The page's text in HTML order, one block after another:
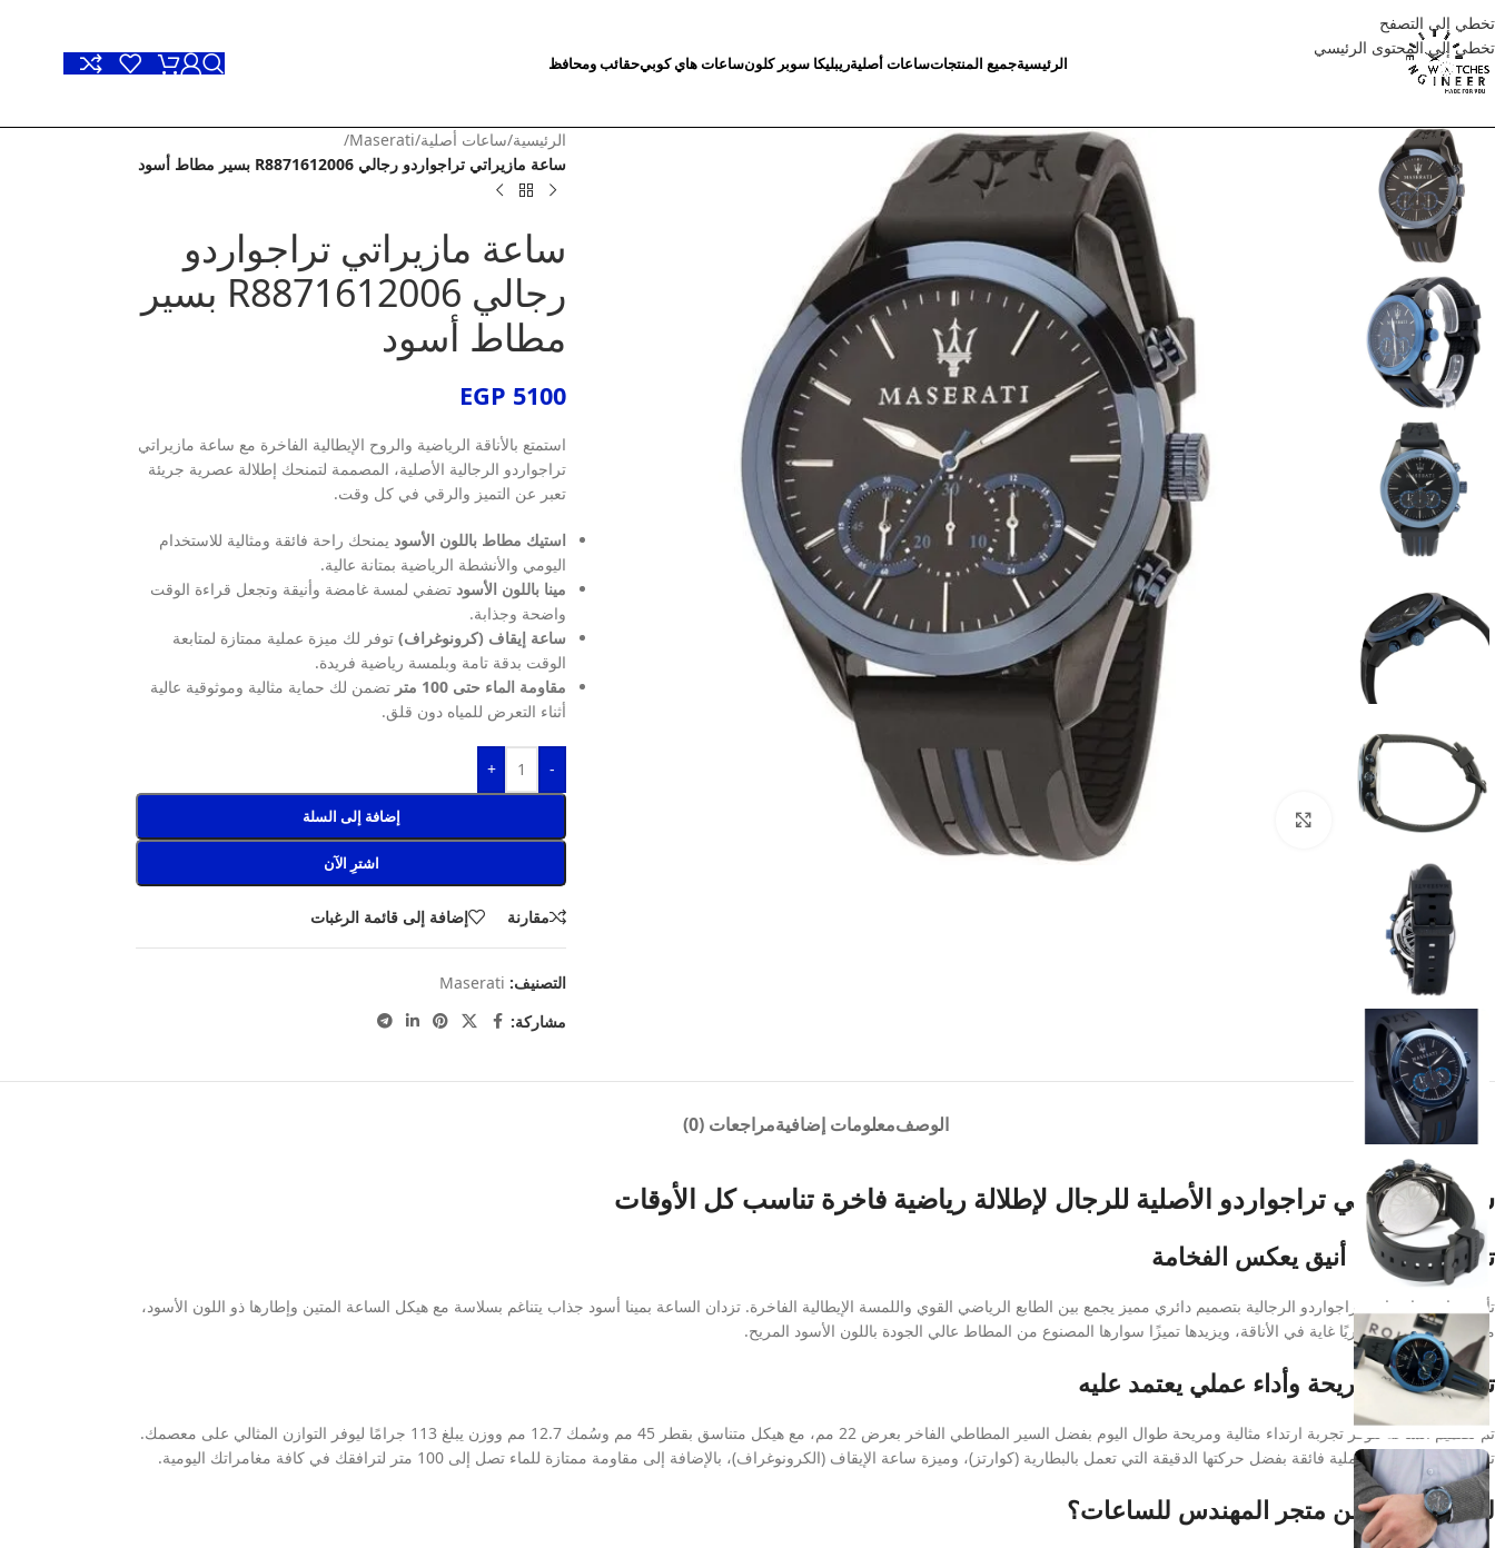
تخطي إلى التصفح
تخطي إلى المحتوى الرئيسي
الرئيسيةجميع المنتجاتساعات أصليةريبليكا سوبر كلونساعات هاي كوبيحقائب ومحافظ
الرئيسية/ساعات أصلية/
Maserati
/
ساعة مازيراتي تراجواردو رجالي R8871612006 بسير مطاط أسود
ساعة مازيراتي تراجواردو
رجالي R8871612006 بسير
مطاط أسود
EGP 5100
استمتع بالأناقة الرياضية والروح الإيطالية الفاخرة مع ساعة مازيراتي
تراجواردو الرجالية الأصلية، المصممة لتمنحك إطلالة عصرية جريئة
تعبر عن التميز والرقي في كل وقت.
استيك مطاط باللون الأسود يمنحك راحة فائقة ومثالية للاستخدام
اليومي والأنشطة الرياضية بمتانة عالية.
مينا باللون الأسود تضفي لمسة غامضة وأنيقة وتجعل قراءة الوقت
واضحة وجذابة.
ساعة إيقاف (كرونوغراف)توفر لك ميزة عملية ممتازة لمتابعة
الوقت بدقة تامة وبلمسة رياضية فريدة.
مقاومة الماء حتى 100 متر
تضمن لك حماية مثالية وموثوقية عالية
أثناء التعرض للمياه دون قلق.
-
+
إضافة إلى السلة
اشترِ الآن
مقارنة إضافة إلى قائمة الرغبات
التصنيف: Maserati
مشاركة:
الوصفمعلومات إضافيةمراجعات (0)
ساعة مازيراتي تراجواردو الأصلية للرجال لإطلالة رياضية فاخرة تناسب كل الأوقات
تصميم إيطالي أنيق يعكس الفخامة
تأتي ساعة مازيراتي تراجواردو الرجالية بتصميم دائري مميز يجمع بين الطابع الرياضي القوي واللمسة الإيطالية الفاخرة. تزدان الساعة بمينا أسود جذاب يتناغم بسلاسة مع هيكل الساعة المتين وإطارها ذو اللون الأسود،
مما يمنحها مظهرًا عصريًا غاية في الأناقة، ويزيدها تميزًا سوارها المصنوع من المطاط عالي الجودة باللون الأسود المريح.
تجربة ارتداء مريحة وأداء عملي يعتمد عليه
تم تصميم الساعة لتوفر تجربة ارتداء مثالية ومريحة طوال اليوم بفضل السير المطاطي الفاخر بعرض 22 مم، مع هيكل متناسق بقطر 45 مم وسُمك 12.7 مم ووزن يبلغ 113 جرامًا ليوفر التوازن المثالي على معصمك.
تمنحك الساعة قيمة عملية فائقة بفضل حركتها الدقيقة التي تعمل بالبطارية (كوارتز)، وميزة ساعة الإيقاف (الكرونوغراف)، بالإضافة إلى مقاومة ممتازة للماء تصل إلى 100 متر لترافقك في كافة مغامراتك اليومية.
لماذا تشتري من متجر المهندس للساعات؟